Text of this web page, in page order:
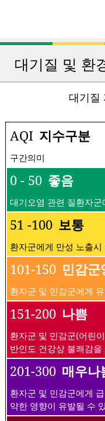
대기질 및 환
대기질
AQI 지수구분
구간의미
0 - 50 좋음
대기오염 관련 질환자
51 -100 보통
환자군에게 만성 노출
101-150 민감군
환자군 및 민감군에게
151-200 나쁨
환자군 및 민감군(어린
반인도 건강상 불쾌감
201-300 매우나
환자군 및 민감군에게
약한 영향이 유발될 수